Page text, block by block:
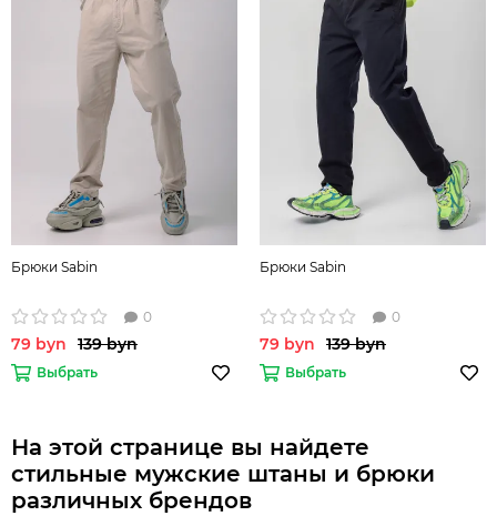
Брюки Sabin
0
79 byn 139 byn
Выбрать
Брюки Sabin
0
79 byn 139 byn
Выбрать
На этой странице вы найдете
стильные мужские штаны и брюки
различных брендов